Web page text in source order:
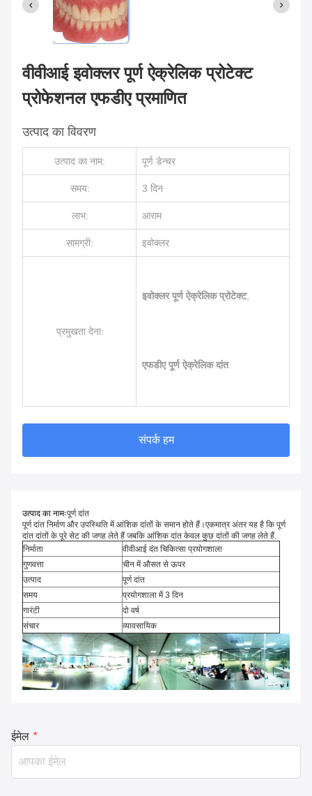
वीवीआई इवोक्लर पूर्ण ऐक्रेलिक प्रोटेक्ट
प्रोफेशनल एफडीए प्रमाणित
उत्पाद का विवरण
उत्पाद का नाम: पूर्ण डेन्चर
समय: 3 दिन
लाभ: आराम
सामग्री: इवोक्लर
प्रमुखता देना:
इवोक्लर पूर्ण ऐक्रेलिक प्रोटेक्ट,
एफडीए पूर्ण ऐक्रेलिक दांत
संपर्क हम
उत्पाद का नामःपूर्ण दांत
पूर्ण दांत निर्माण और उपस्थिति में आंशिक दांतों के समान होते हैं।एकमात्र अंतर यह है कि पूर्ण
दांत दांतों के पूरे सेट की जगह लेते हैं जबकि आंशिक दांत केवल कुछ दांतों की जगह लेते हैं.
निर्माता
वीवीआई दंत चिकित्सा प्रयोगशाला
गुणवत्ता
चीन में औसत से ऊपर
उत्पाद
पूर्ण दांत
समय
प्रयोगशाला में 3 दिन
गारंटी
दो वर्ष
संचार
व्यावसायिक
ईमेल *